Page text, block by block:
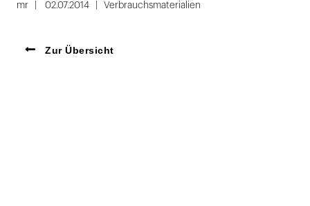
mr 02.07.2014 Verbrauchsmaterialien
Zur Übersicht